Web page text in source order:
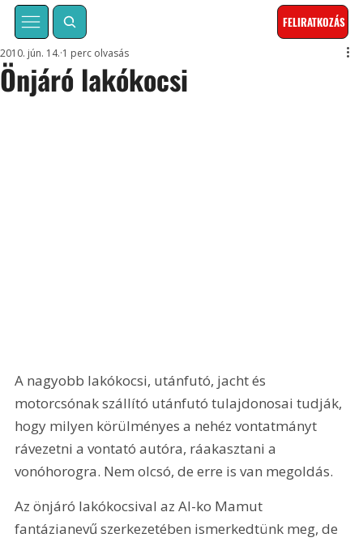
FELIRATKOZÁS
Önjáró lakókocsi
2010. jún. 14. 1 perc olvasás
A nagyobb lakókocsi, utánfutó, jacht és
motorcsónak szállító utánfutó tulajdonosai tudják,
hogy milyen körülményes a nehéz vontatmányt
rávezetni a vontató autóra, ráakasztani a
vonóhorogra. Nem olcsó, de erre is van megoldás.
Az önjáró lakókocsival az Al-ko Mamut
fantázianevű szerkezetében ismerkedtünk meg, de